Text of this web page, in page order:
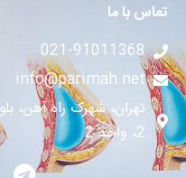
تماس با ما
021-91011368
info@parimah.net
تهران، شهرک راه آهن،
2، واحد 2